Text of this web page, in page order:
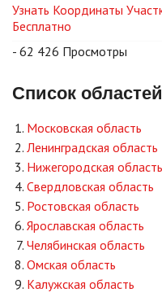
Узнать Координаты
Бесплатно
- 62 426 Просмотры
Список
Московская область
Ленинградская область
Нижегородская область
Свердловская область
Ростовская область
Ярославская область
Челябинская область
Омская область
Калужская область